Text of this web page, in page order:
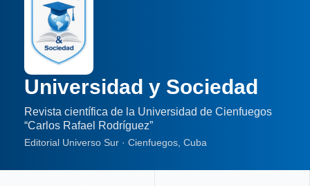
Universidad y Sociedad
Revista científica de la Universidad de Cienfuegos
“Carlos Rafael Rodríguez”
Editorial Universo Sur · Cienfuegos, Cuba